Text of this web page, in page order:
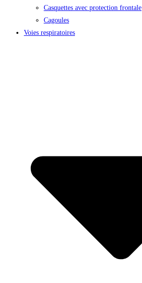
Casquettes avec protection frontale
Cagoules
Voies respiratoires